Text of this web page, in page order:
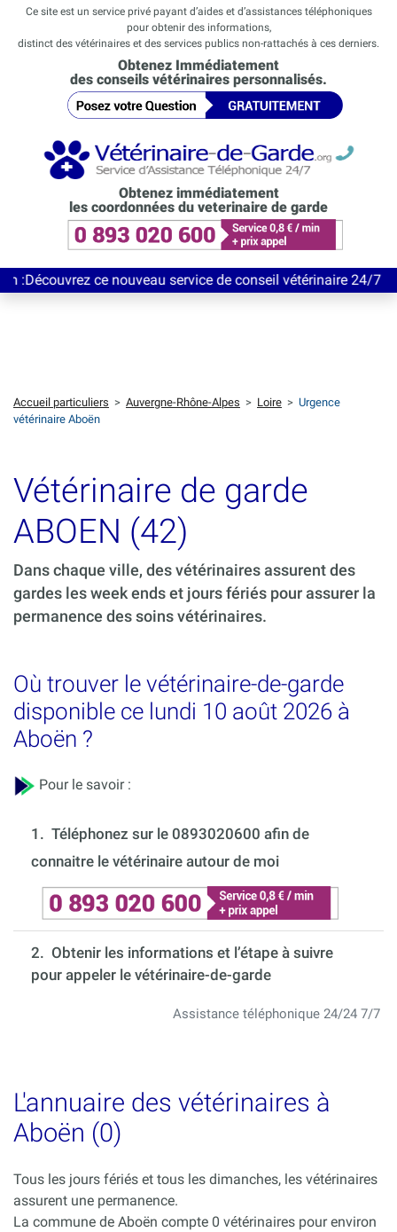
Ce site est un service privé payant d’aides et d’assistances téléphoniques
pour obtenir des informations,
distinct des vétérinaires et des services publics non-rattachés à ces derniers.
Obtenez Immédiatement
des conseils vétérinaires personnalisés.
Obtenez immédiatement
les coordonnées du veterinaire de garde
ce nouveau service de conseil vétérinaire 24/7
Accueil particuliers > Auvergne-Rhône-Alpes > Loire > Urgence
vétérinaire Aboën
Vétérinaire de garde
ABOEN (42)
Dans chaque ville, des vétérinaires assurent des
gardes les week ends et jours fériés pour assurer la
permanence des soins vétérinaires.
Où trouver le vétérinaire-de-garde
disponible ce lundi 10 août 2026 à
Aboën ?
Pour le savoir :
1. Téléphonez sur le 0893020600 afin de
connaitre le vétérinaire autour de moi
2. Obtenir les informations et l’étape à suivre
pour appeler le vétérinaire-de-garde
Assistance téléphonique 24/24 7/7
L'annuaire des vétérinaires à
Aboën (0)
Tous les jours fériés et tous les dimanches, les vétérinaires
assurent une permanence.
La commune de Aboën compte 0 vétérinaires pour environ